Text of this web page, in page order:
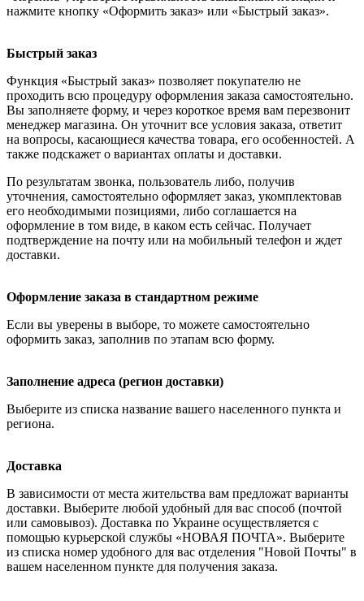
нажмите кнопку «Оформить заказ» или «Быстрый заказ».
Быстрый заказ
Функция «Быстрый заказ» позволяет покупателю не
проходить всю процедуру оформления заказа самостоятельно.
Вы заполняете форму, и через короткое время вам перезвонит
менеджер магазина. Он уточнит все условия заказа, ответит
на вопросы, касающиеся качества товара, его особенностей. А
также подскажет о вариантах оплаты и доставки.
По результатам звонка, пользователь либо, получив
уточнения, самостоятельно оформляет заказ, укомплектовав
его необходимыми позициями, либо соглашается на
оформление в том виде, в каком есть сейчас. Получает
подтверждение на почту или на мобильный телефон и ждет
доставки.
Оформление заказа в стандартном режиме
Если вы уверены в выборе, то можете самостоятельно
оформить заказ, заполнив по этапам всю форму.
Заполнение адреса (регион доставки)
Выберите из списка название вашего населенного пункта и
региона.
Доставка
В зависимости от места жительства вам предложат варианты
доставки. Выберите любой удобный для вас способ (почтой
или самовывоз). Доставка по Украине осуществляется с
помощью курьерской службы «НОВАЯ ПОЧТА». Выберите
из списка номер удобного для вас отделения "Новой Почты" в
вашем населенном пункте для получения заказа.